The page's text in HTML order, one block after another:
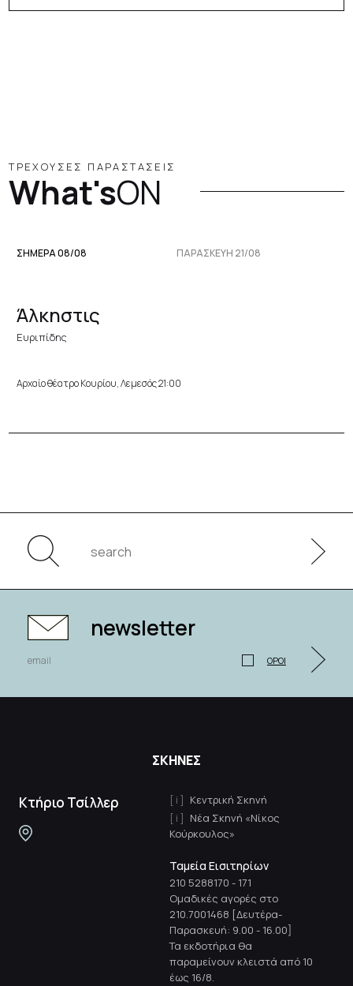
ΤΡΕΧΟΥΣΕΣ ΠΑΡΑΣΤΑΣΕΙΣ
What'sON
ΣΗΜΕΡΑ 08/08 ΠΑΡΑΣΚΕΥΉ 21/08
Άλκηστις
Ευριπίδης
Αρχαίο θέατρο Κουρίου, Λεμεσός 21:00
newsletter
ΟΡΟΙ
ΣΚΗΝΕΣ
Κτήριο Τσίλλερ
Κεντρική Σκηνή
Νέα Σκηνή «Νίκος
Κούρκουλος»
Ταμεία Εισιτηρίων
210 5288170 - 171
Ομαδικές αγορές στο
210.7001468 [Δευτέρα-
Παρασκευή: 9.00 - 16.00]
Τα εκδοτήρια θα
παραμείνουν κλειστά από 10
έως 16/8.